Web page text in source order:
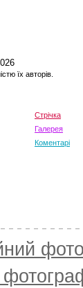
їх авторів.
Стрічка
Галерея
Коментарі